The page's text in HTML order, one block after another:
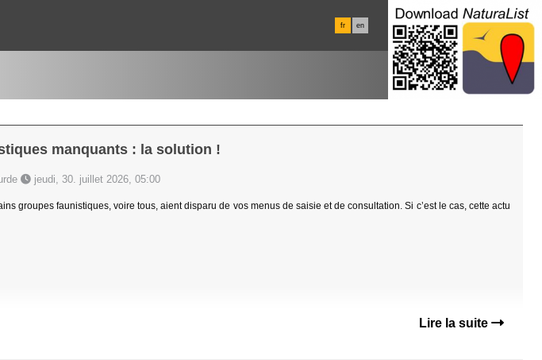
fr en
manquants : la solution !
jeudi, 30. juillet 2026, 05:00
groupes faunistiques, voire tous, aient disparu de vos menus de saisie et de consultation. Si c’est le cas, cette actu
Lire la suite